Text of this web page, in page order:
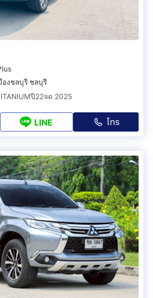
องชลบุรี ชลบุรี
ปี22จด 2025
LINE โทร